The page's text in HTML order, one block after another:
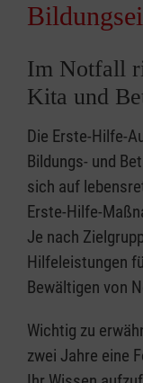
Im Notfall
Kita und
Die Erste-Hilfe-
Bildungs- und
sich auf
Erste-Hilfe-
Je nach
Hilfeleistungen
Bewältigen von
Wichtig zu
zwei Jahre eine